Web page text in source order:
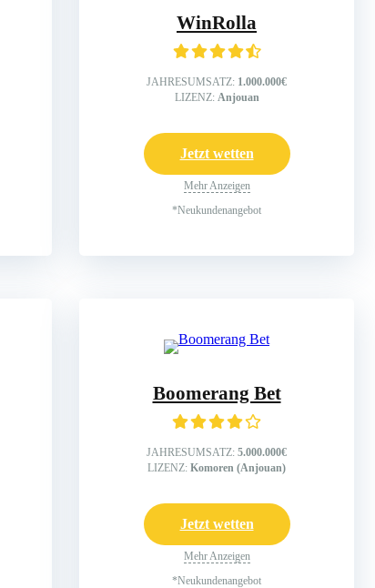
WinRolla
JAHRESUMSATZ: 1.000.000€
LIZENZ: Anjouan
Jetzt wetten
Mehr Anzeigen
*Neukundenangebot
Boomerang Bet
JAHRESUMSATZ: 5.000.000€
LIZENZ: Komoren (Anjouan)
Jetzt wetten
Mehr Anzeigen
*Neukundenangebot